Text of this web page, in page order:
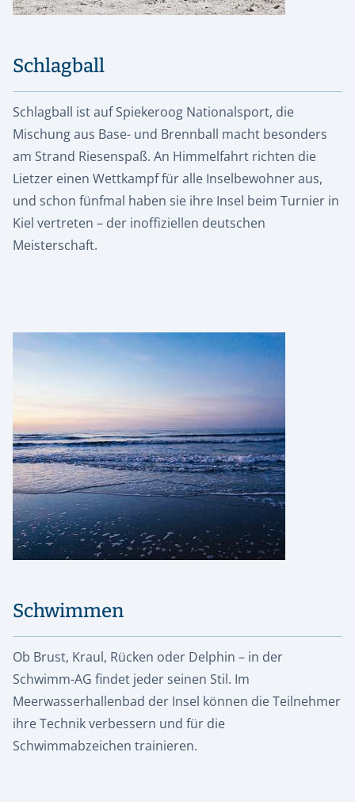
Schlagball
Schlagball ist auf Spiekeroog Nationalsport, die
Mischung aus Base- und Brennball macht besonders
am Strand Riesenspaß. An Himmelfahrt richten die
Lietzer einen Wettkampf für alle Inselbewohner aus,
und schon fünfmal haben sie ihre Insel beim Turnier in
Kiel vertreten – der inoffiziellen deutschen
Meisterschaft.
Schwimmen
Ob Brust, Kraul, Rücken oder Delphin – in der
Schwimm-AG findet jeder seinen Stil. Im
Meerwasserhallenbad der Insel können die Teilnehmer
ihre Technik verbessern und für die
Schwimmabzeichen trainieren.